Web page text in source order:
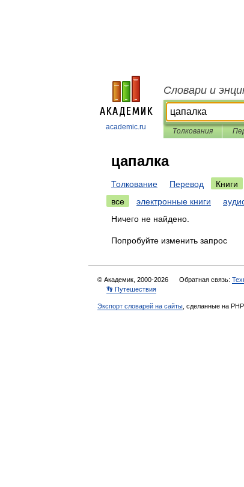
academic.ru
Словари и
Толкования
цапалка
Толкование Перевод
Книги
все
электронные книги
Ничего не найдено.
Попробуйте изменить запрос
© Академик, 2000-2026 Обратная связь:
👣 Путешествия
Экспорт словарей на сайты , сделанные на PHP,